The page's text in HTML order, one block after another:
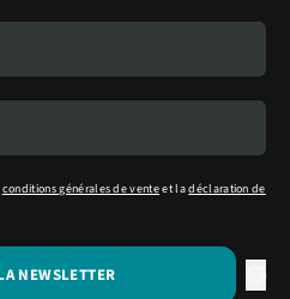
conditions générales de venteet ladéclaration de